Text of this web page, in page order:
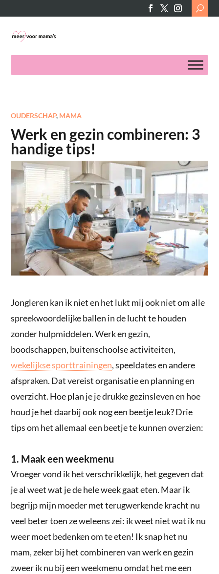
Search
for:
OUDERSCHAP, MAMA
Werk en gezin combineren: 3
handige tips!
Jongleren kan ik niet en het lukt mij ook niet om alle
spreekwoordelijke ballen in de lucht te houden
zonder hulpmiddelen. Werk en gezin,
boodschappen, buitenschoolse activiteiten,
wekelijkse sporttrainingen, speeldates en andere
afspraken. Dat vereist organisatie en planning en
overzicht. Hoe plan je je drukke gezinsleven en hoe
houd je het daarbij ook nog een beetje leuk? Drie
tips om het allemaal een beetje te kunnen overzien:
1. Maak een weekmenu
Vroeger vond ik het verschrikkelijk, het gegeven dat
je al weet wat je de hele week gaat eten. Maar ik
begrijp mijn moeder met terugwerkende kracht nu
veel beter toen ze weleens zei: ik weet niet wat ik nu
weer moet bedenken om te eten! Ik snap het nu
mam, zeker bij het combineren van werk en gezin
zweer ik nu bij een weekmenu omdat het me een